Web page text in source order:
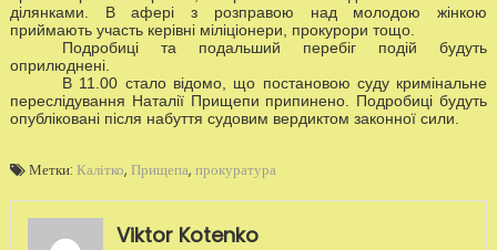
ділянками. В афері з розправою над молодою жінкою
приймають участь керівні міліціонери, прокурори тощо.
Подробиці та подальший перебіг подій будуть
оприлюднені.
В 11.00 стало відомо, що постановою суду кримінальне
переслідування Наталії Прищепи припинено. Подробиці будуть
опубліковані після набуття судовим вердиктом законної сили.
Метки: Калітко, Прищепа, прокуратура
Viktor Kotenko